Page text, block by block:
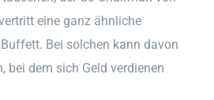
eine ganz ähnliche
Bei solchen kann davon
bei dem sich Geld verdienen